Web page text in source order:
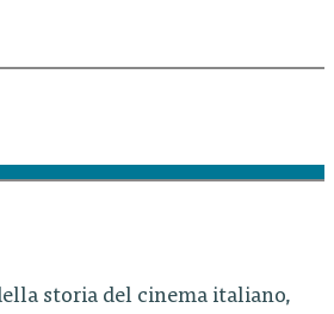
storia del cinema italiano,